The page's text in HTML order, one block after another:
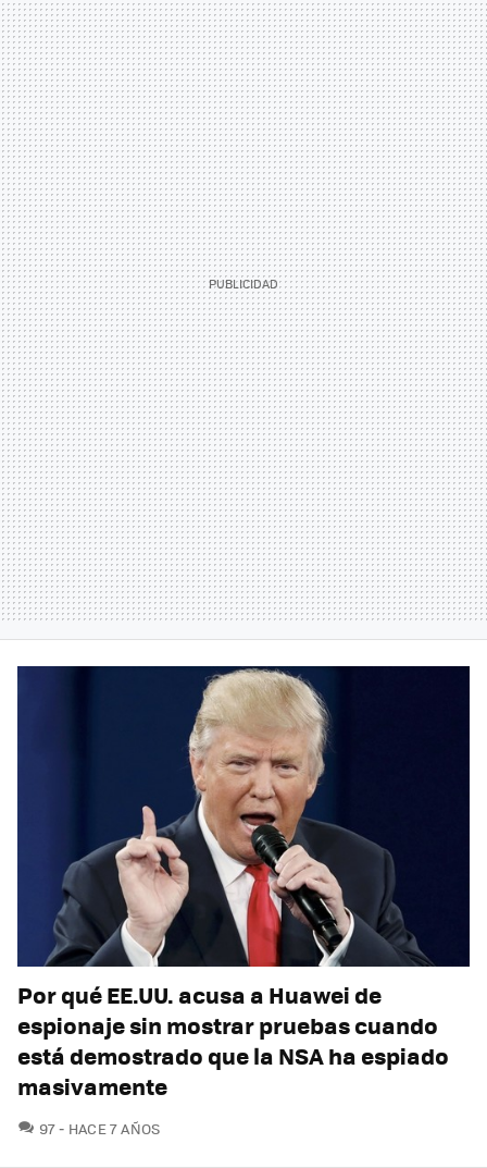
Por qué EE.UU. acusa a Huawei de
espionaje sin mostrar pruebas cuando
está demostrado que la NSA ha espiado
masivamente
97COMENTARIOS
HACE 7 AÑOS